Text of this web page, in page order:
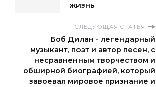
жизнь
СЛЕДУЮЩАЯ СТАТЬЯ
Боб Дилан - легендарный
музыкант, поэт и автор песен, с
несравненным творчеством и
обширной биографией, который
завоевал мировое признание и